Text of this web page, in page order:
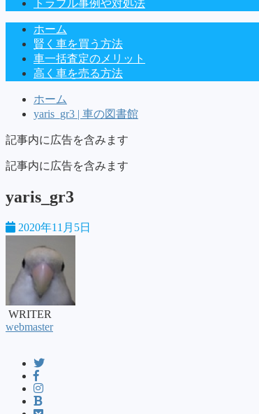
トラブル事例や対処法
ホーム
賢く車を買う方法
車一括査定のメリット
高く車を売る方法
ホーム
yaris_gr3 | 車の図書館
記事内に広告を含みます
記事内に広告を含みます
yaris_gr3
2020年11月5日
WRITER
webmaster